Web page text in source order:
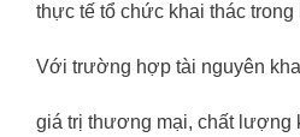
thực tế tổ chức khai thác trong
Với trường hợp tài nguyên
giá trị thương mại, chất lượng